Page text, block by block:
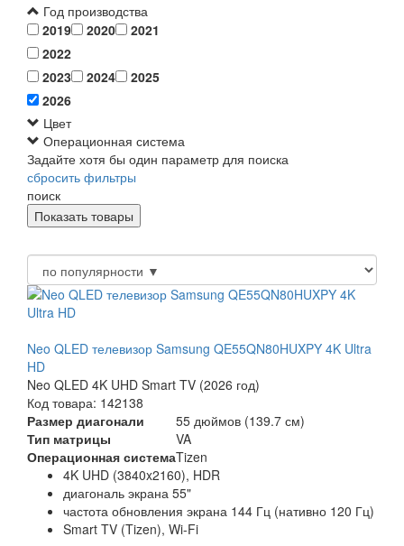
Год производства
2019
2020
2021
2022
2023
2024
2025
2026
Цвет
Операционная система
Задайте хотя бы один параметр для поиска
сбросить фильтры
поиск
Neo QLED телевизор Samsung QE55QN80HUXPY 4K Ultra
HD
Neo QLED 4K UHD Smart TV (2026 год)
Код товара: 142138
Размер диагонали
55 дюймов (139.7 см)
Тип матрицы
VA
Операционная системаTizen
4K UHD (3840x2160), HDR
диагональ экрана 55"
частота обновления экрана 144 Гц (нативно 120 Гц)
Smart TV (Tizen), Wi-Fi